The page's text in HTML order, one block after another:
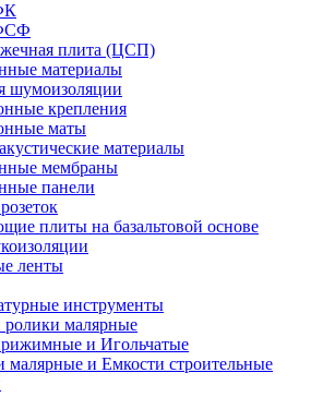
плита (ЦСП)
материалы
шумоизоляции
крепления
маты
материалы
мембраны
панели
плиты на базальтовой основе
ленты
инструменты
малярные
и Игольчатые
малярные и Емкости строительные